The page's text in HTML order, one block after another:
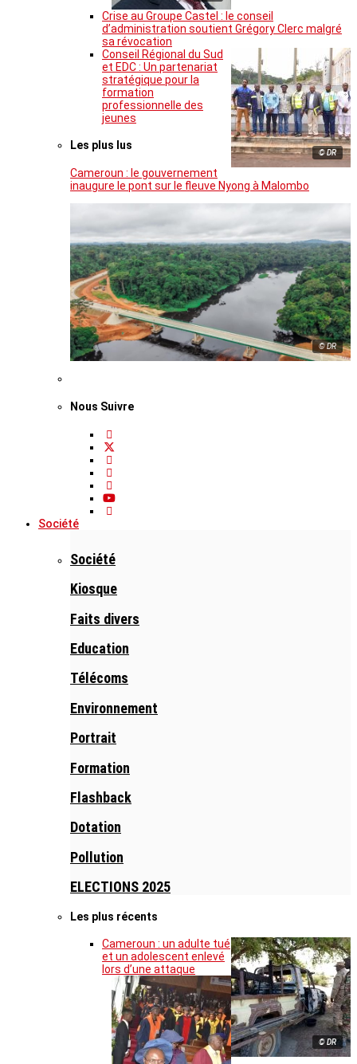
Crise au Groupe Castel : le conseil
d’administration soutient Grégory Clerc malgré
sa révocation
© DR
Conseil Régional du Sud
et EDC : Un partenariat
stratégique pour la
formation
professionnelle des
jeunes
Les plus lus
Cameroun : le gouvernement
inaugure le pont sur le fleuve Nyong à Malombo
© DR
Nous Suivre
Société
Société
Kiosque
Faits divers
Education
Télécoms
Environnement
Portrait
Formation
Flashback
Dotation
Pollution
ELECTIONS 2025
Les plus récents
© DR
Cameroun : un adulte tué
et un adolescent enlevé
lors d’une attaque